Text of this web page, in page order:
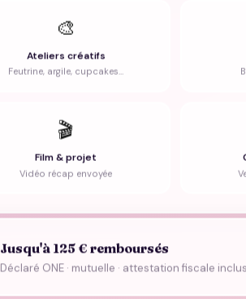
🎨
Ateliers créatifs
Feutrine, argile, cupcakes…
🎬
Film & projet
Vidéo récap envoyée
Jusqu'à 125 € remboursés
Déclaré ONE · mutuelle · attestation fiscale